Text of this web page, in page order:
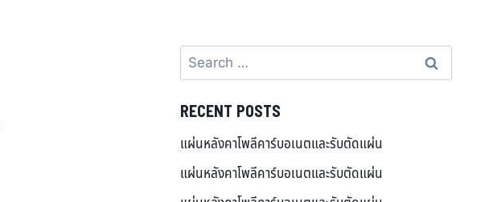
RECENT POSTS
แผ่นหลังคาโพลีคาร์บอเนตและรับตัดแผ่น
แผ่นหลังคาโพลีคาร์บอเนตและรับตัดแผ่น